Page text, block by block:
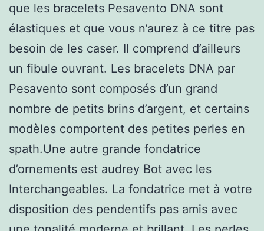
que les bracelets Pesavento DNA sont
élastiques et que vous n’aurez à ce titre pas
besoin de les caser. Il comprend d’ailleurs
un fibule ouvrant. Les bracelets DNA par
Pesavento sont composés d’un grand
nombre de petits brins d’argent, et certains
modèles comportent des petites perles en
spath.Une autre grande fondatrice
d’ornements est audrey Bot avec les
Interchangeables. La fondatrice met à votre
disposition des pendentifs pas amis avec